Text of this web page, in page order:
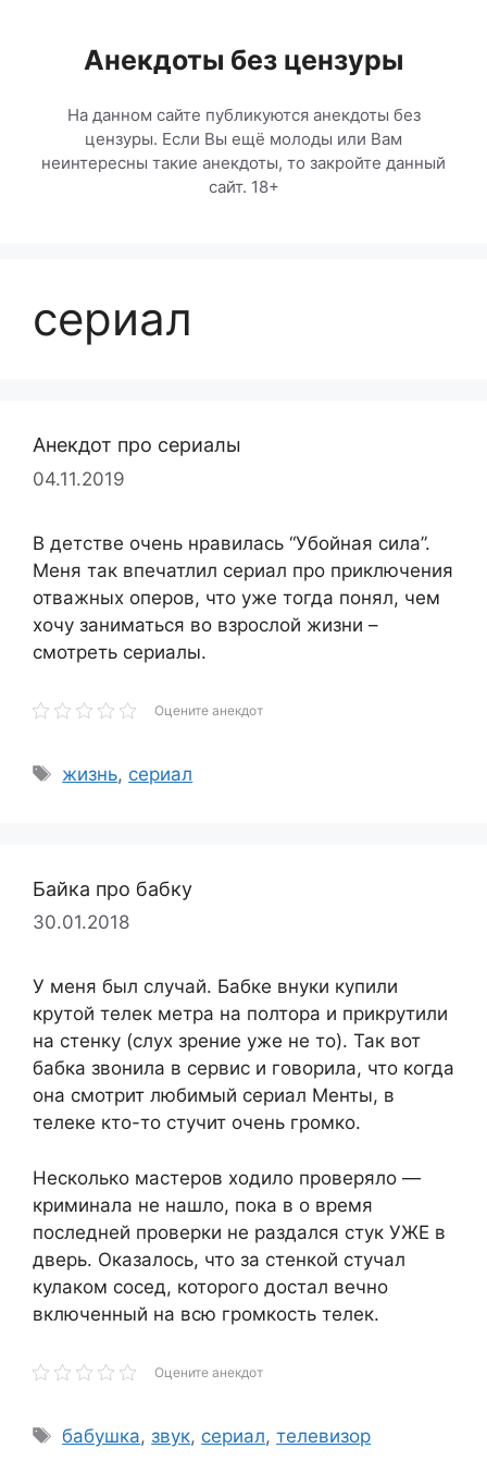
содержимомуАнекдоты без цензуры
На данном сайте публикуются анекдоты без
цензуры. Если Вы ещё молоды или Вам
неинтересны такие анекдоты, то закройте данный
сайт. 18+
сериал
Анекдот про сериалы
04.11.2019
В детстве очень нравилась “Убойная сила”.
Меня так впечатлил сериал про приключения
отважных оперов, что уже тогда понял, чем
хочу заниматься во взрослой жизни –
смотреть сериалы.
Оцените анекдот
Метки
жизнь, сериал
Байка про бабку
30.01.2018
У меня был случай. Бабке внуки купили
крутой телек метра на полтора и прикрутили
на стенку (слух зрение уже не то). Так вот
бабка звонила в сервис и говорила, что когда
она смотрит любимый сериал Менты, в
телеке кто-то стучит очень громко.
Несколько мастеров ходило проверяло —
криминала не нашло, пока в о время
последней проверки не раздался стук УЖЕ в
дверь. Оказалось, что за стенкой стучал
кулаком сосед, которого достал вечно
включенный на всю громкость телек.
Оцените анекдот
Метки
бабушка, звук, сериал,телевизор